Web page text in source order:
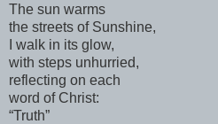
The sun warms
the streets of Sunshine,
I walk in its glow,
with steps unhurried,
reflecting on each
word of Christ:
“Truth”